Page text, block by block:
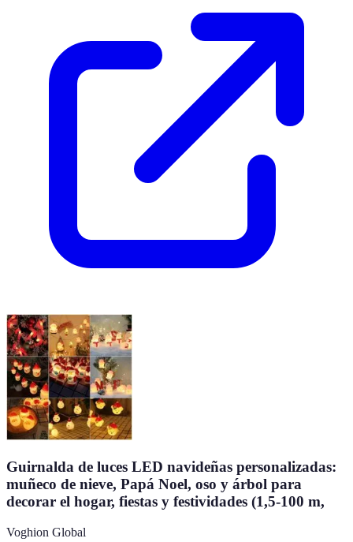
Guirnalda de luces LED navideñas personalizadas:
muñeco de nieve, Papá Noel, oso y árbol para
decorar el hogar, fiestas y festividades (1,5-100 m,
Voghion Global